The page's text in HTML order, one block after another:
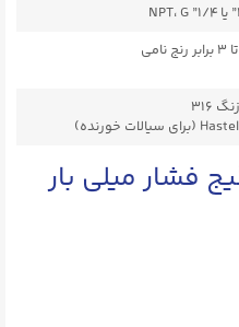
۳۱۶
فشار میلی بار